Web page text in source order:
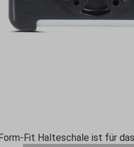
Fit Halteschale ist für